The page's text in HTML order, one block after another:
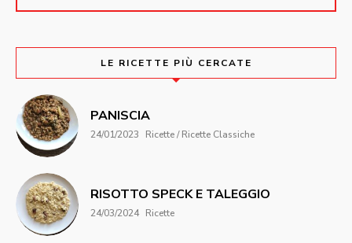
LE RICETTE PIÙ CERCATE
PANISCIA
24/01/2023 Ricette / Ricette Classiche
RISOTTO SPECK E TALEGGIO
24/03/2024 Ricette